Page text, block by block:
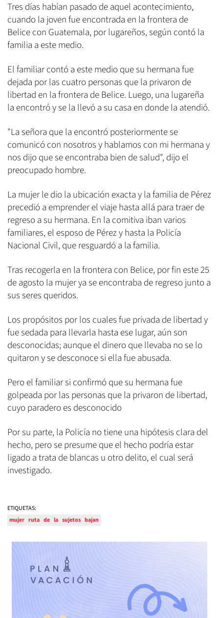
Tres días habían pasado de aquel acontecimiento,
cuando la joven fue encontrada en la frontera de
Belice con Guatemala, por lugareños, según contó la
familia a este medio.
El familiar contó a este medio que su hermana fue
dejada por las cuatro personas que la privaron de
libertad en la frontera de Belice. Luego, una lugareña
la encontró y se la llevó a su casa en donde la atendió.
"La señora que la encontró posteriormente se
comunicó con nosotros y hablamos con mi hermana y
nos dijo que se encontraba bien de salud", dijo el
preocupado hombre.
La mujer le dio la ubicación exacta y la familia de Pérez
precedió a emprender el viaje hasta allá para traer de
regreso a su hermana. En la comitiva iban varios
familiares, el esposo de Pérez y hasta la Policía
Nacional Civil, que resguardó a la familia.
Tras recogerla en la frontera con Belice, por fin este 25
de agosto la mujer ya se encontraba de regreso junto a
sus seres queridos.
Los propósitos por los cuales fue privada de libertad y
fue sedada para llevarla hasta ese lugar, aún son
desconocidas; aunque el dinero que llevaba no se lo
quitaron y se desconoce si ella fue abusada.
Pero el familiar si confirmó que su hermana fue
golpeada por las personas que la privaron de libertad,
cuyo paradero es desconocido
Por su parte, la Policía no tiene una hipótesis clara del
hecho, pero se presume que el hecho podría estar
ligado a trata de blancas u otro delito, el cual será
investigado.
ETIQUETAS:
mujer ruta de la sujetos bajan